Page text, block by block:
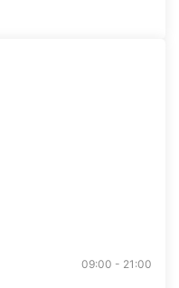
09:00 - 21:00